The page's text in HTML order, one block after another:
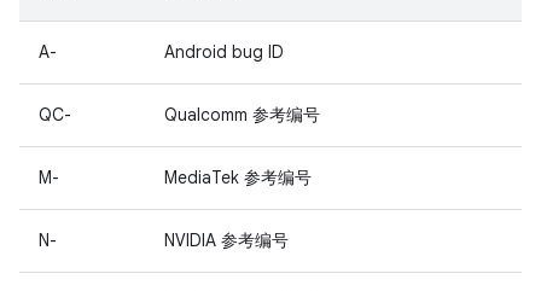
A- Android bug ID
QC- Qualcomm 参考编号
M- MediaTek 参考编号
N- NVIDIA 参考编号